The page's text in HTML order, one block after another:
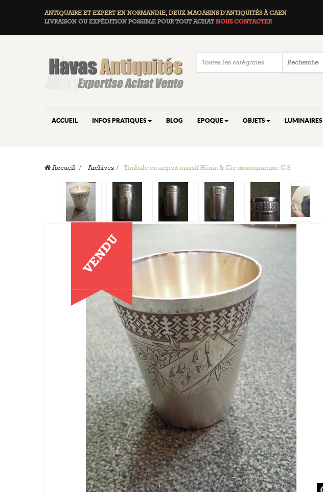
ANTIQUAIRE ET EXPERT EN NORMANDIE, DEUXMAGASINS D'ANTIQUITÉS À CAEN
LIVRAISON OU EXPÉDITION POSSIBLE POUR TOUT ACHATNOUS CONTACTER
ACCUEIL INFOS PRATIQUES BLOG EPOQUE OBJETS LUMINAIRES
Accueil > Archives > Timbale en argent massif Hénin & Cie monogramme G S
VENDU